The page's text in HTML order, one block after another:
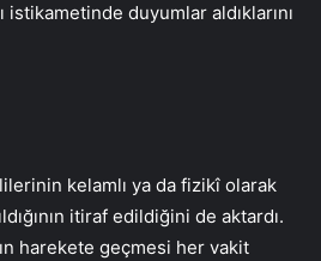
istikametinde duyumlar aldıklarını
kelamlı ya da fizikî olarak
itiraf edildiğini de aktardı.
harekete geçmesi her vakit